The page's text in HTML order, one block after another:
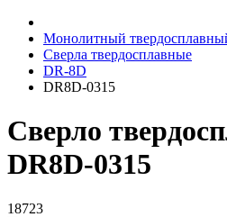
Монолитный
Сверла твердосплавные
DR-8D
DR8D-0315
Сверло
DR8D-0315
18723